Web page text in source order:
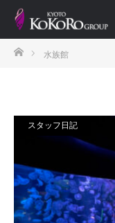
ホーム水族館
スタッフ日記